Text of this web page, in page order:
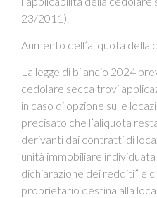
23/2011).
Aumento dell’aliquota della
La legge di bilancio 2024
cedolare secca trovi
in caso di opzione sulle
precisato che l’aliquota
derivanti dai contratti di
unità immobiliare
dichiarazione dei redditi” e
proprietario destina alla